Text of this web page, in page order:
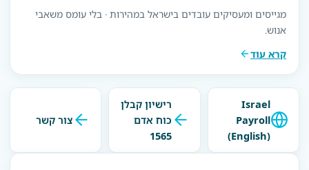
מגייסים ומעסיקים עובדים בישראל במהירות · בלי עומס משאבי
אנוש.
קרא עוד
Israel
Payroll
(English)
רישיון קבלן
כוח אדם
1565
צור קשר